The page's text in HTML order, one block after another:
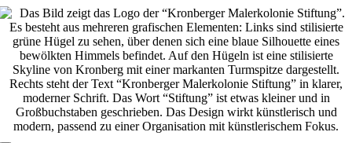
Zum
Inhalt
springen